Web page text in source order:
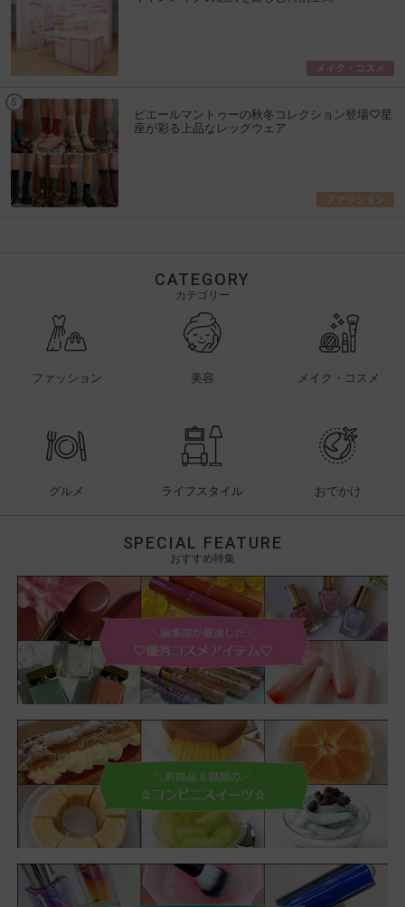
メイク・コスメ
ピエールマントゥーの秋冬コレクション登場♡星
座が彩る上品なレッグウェア
ファッション
CATEGORY
カテゴリー
ファッション 美容 メイク・コスメ
グルメ ライフスタイル おでかけ
SPECIAL FEATURE
おすすめ特集